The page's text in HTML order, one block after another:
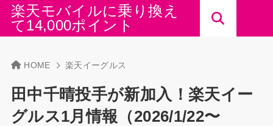
楽天モバイルに乗り換え
て14,000ポイント
HOME 楽天イーグルス
田中千晴投手が新加入！楽天イー
グルス1月情報（2026/1/22〜